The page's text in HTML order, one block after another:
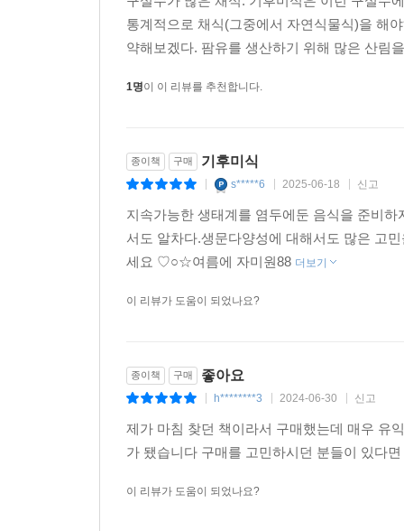
한국인이 동물성 식품을 통해 섭취하는 칼로리는
없었다. 따라서 그리 오래되지 않은 과거의 전통
우리가 ‘기후미식가’가 될 때 벌어지는 엄청
독자들을 안내한다. 우리는 모두 기후미식가가 되
통계적으로 채식(그중에서 자연식물식)을 해
약해보겠다. 팜유를 생산하기 위해 많은 산림
1명이 이 리뷰를 추천합니다.
종이책 구매 기후미식
s*****6 2025-06-18 신고
지속가능한 생태계를 염두에둔 음식을 준비
서도 알차다.생문다양성에 대해서도 많은 고
세요 ♡○☆여름에 자미원88 더보기
이 리뷰가 도움이 되었나요?
종이책 구매 좋아요
h********3 2024-06-30 신고
제가 마침 찾던 책이라서 구매했는데 매우 유
가 됐습니다 구매를 고민하시던 분들이 있다
이 리뷰가 도움이 되었나요?